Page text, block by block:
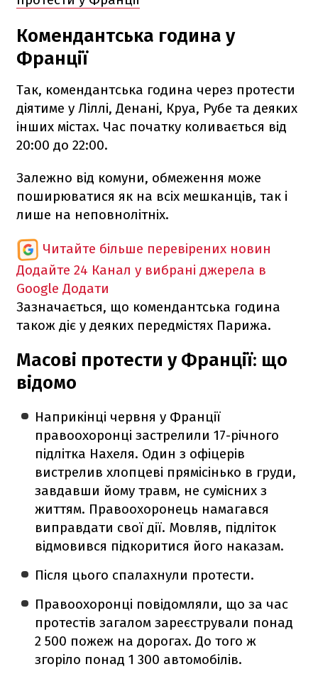
Комендантська година у
Франції
Так, комендантська година через протести
діятиме у Ліллі, Денані, Круа, Рубе та деяких
інших містах. Час початку коливається від
20:00 до 22:00.
Залежно від комуни, обмеження може
поширюватися як на всіх мешканців, так і
лише на неповнолітніх.
Читайте більше перевірених новин
Додайте 24 Канал у вибрані джерела в
Google Додати
Зазначається, що комендантська година
також діє у деяких передмістях Парижа.
Масові протести у Франції: що
відомо
Наприкінці червня у Франції
правоохоронці застрелили 17-річного
підлітка Нахеля. Один з офіцерів
вистрелив хлопцеві прямісінько в груди,
завдавши йому травм, не сумісних з
життям. Правоохоронець намагався
виправдати свої дії. Мовляв, підліток
відмовився підкоритися його наказам.
Після цього спалахнули протести.
Правоохоронці повідомляли, що за час
протестів загалом зареєстрували понад
2 500 пожеж на дорогах. До того ж
згоріло понад 1 300 автомобілів.